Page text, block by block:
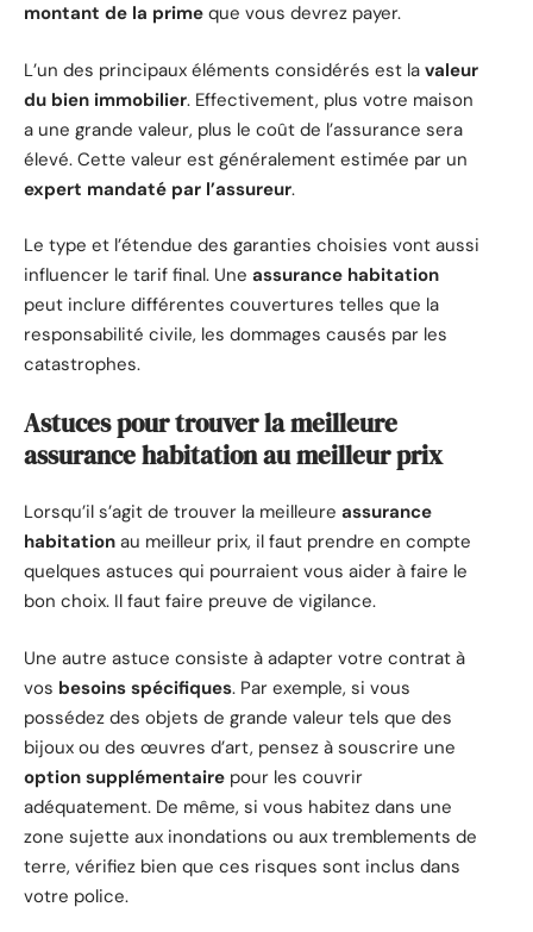
montant de la prime que vous devrez payer.
L’un des principaux éléments considérés est la valeur
du bien immobilier. Effectivement, plus votre maison
a une grande valeur, plus le coût de l’assurance sera
élevé. Cette valeur est généralement estimée par un
expert mandaté par l’assureur.
Le type et l’étendue des garanties choisies vont aussi
influencer le tarif final. Une assurance habitation
peut inclure différentes couvertures telles que la
responsabilité civile, les dommages causés par les
catastrophes.
Astuces pour trouver la meilleure
assurance habitation au meilleur prix
Lorsqu’il s’agit de trouver la meilleure assurance
habitation au meilleur prix, il faut prendre en compte
quelques astuces qui pourraient vous aider à faire le
bon choix. Il faut faire preuve de vigilance.
Une autre astuce consiste à adapter votre contrat à
vos besoins spécifiques. Par exemple, si vous
possédez des objets de grande valeur tels que des
bijoux ou des œuvres d’art, pensez à souscrire une
option supplémentaire pour les couvrir
adéquatement. De même, si vous habitez dans une
zone sujette aux inondations ou aux tremblements de
terre, vérifiez bien que ces risques sont inclus dans
votre police.